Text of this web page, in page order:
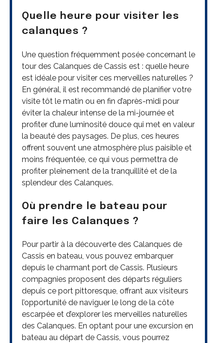
Quelle heure pour visiter les
calanques ?
Une question fréquemment posée concernant le
tour des Calanques de Cassis est : quelle heure
est idéale pour visiter ces merveilles naturelles ?
En général, il est recommandé de planifier votre
visite tôt le matin ou en fin d’après-midi pour
éviter la chaleur intense de la mi-journée et
profiter d’une luminosité douce qui met en valeur
la beauté des paysages. De plus, ces heures
offrent souvent une atmosphère plus paisible et
moins fréquentée, ce qui vous permettra de
profiter pleinement de la tranquillité et de la
splendeur des Calanques.
Où prendre le bateau pour
faire les Calanques ?
Pour partir à la découverte des Calanques de
Cassis en bateau, vous pouvez embarquer
depuis le charmant port de Cassis. Plusieurs
compagnies proposent des départs réguliers
depuis ce port pittoresque, offrant aux visiteurs
l’opportunité de naviguer le long de la côte
escarpée et d’explorer les merveilles naturelles
des Calanques. En optant pour une excursion en
bateau au départ de Cassis, vous pourrez